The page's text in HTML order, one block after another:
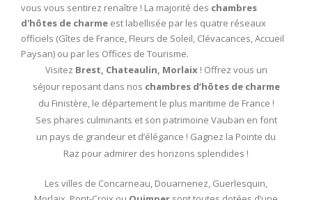
vous vous sentirez renaître ! La majorité des chambres
d'hôtes de charme est labellisée par les quatre réseaux
officiels (Gîtes de France, Fleurs de Soleil, Clévacances, Accueil
Paysan) ou par les Offices de Tourisme.
Visitez Brest, Chateaulin, Morlaix ! Offrez vous un
séjour reposant dans nos chambres d’hôtes de charme
du Finistère, le département le plus maritime de France !
Ses phares culminants et son patrimoine Vauban en font
un pays de grandeur et d’élégance ! Gagnez la Pointe du
Raz pour admirer des horizons splendides !
Les villes de Concarneau, Douarnenez, Guerlesquin,